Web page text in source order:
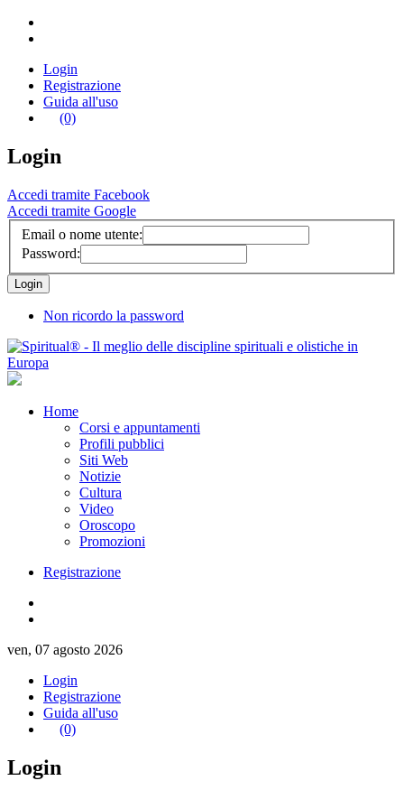
Login
Registrazione
Guida all'uso
(0)
Login
Accedi tramite Facebook
Accedi tramite Google
Email o nome utente:
Password:
Non ricordo la password
Home
Corsi e appuntamenti
Profili pubblici
Siti Web
Notizie
Cultura
Video
Oroscopo
Promozioni
Registrazione
ven, 07 agosto 2026
Login
Registrazione
Guida all'uso
(0)
Login